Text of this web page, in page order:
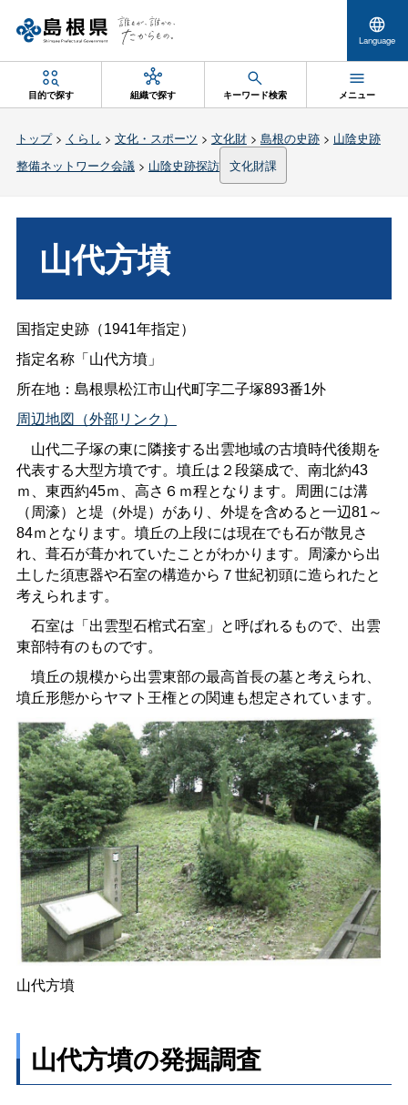
Language
目的で探す 組織で探す キーワード検索 メニュー
トップ> くらし > 文化・スポーツ > 文化財> 島根の史跡> 山陰史跡
整備ネットワーク会議> 山陰史跡探訪 文化財課
山代方墳
国指定史跡（1941年指定）
指定名称「山代方墳」
所在地：島根県松江市山代町字二子塚893番1外
周辺地図（外部リンク）
山代二子塚の東に隣接する出雲地域の古墳時代後期を
代表する大型方墳です。墳丘は２段築成で、南北約43
ｍ、東西約45ｍ、高さ６ｍ程となります。周囲には溝
（周濠）と堤（外堤）があり、外堤を含めると一辺81～
84ｍとなります。墳丘の上段には現在でも石が散見さ
れ、葺石が葺かれていたことがわかります。周濠から出
土した須恵器や石室の構造から７世紀初頭に造られたと
考えられます。
石室は「出雲型石棺式石室」と呼ばれるもので、出雲
東部特有のものです。
墳丘の規模から出雲東部の最高首長の墓と考えられ、
墳丘形態からヤマト王権との関連も想定されています。
山代方墳
山代方墳の発掘調査